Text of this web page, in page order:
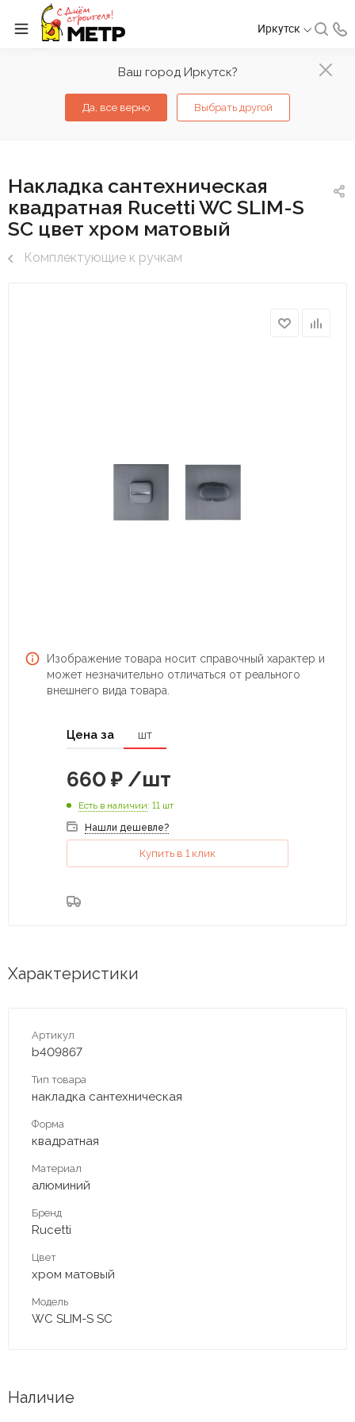
Ваш город Иркутск?
Да, все верно Выбрать другой
Иркутск
Накладка сантехническая
квадратная Rucetti WC SLIM-S
SC цвет хром матовый
Комплектующие к ручкам
Изображение товара носит справочный характер и
может незначительно отличаться от реального
внешнего вида товара.
Цена за шт
660 ₽ /шт
Есть в наличии: 11 шт
Нашли дешевле?
Купить в 1 клик
Характеристики
Артикул
b409867
Тип товара
накладка сантехническая
Форма
квадратная
Материал
алюминий
Бренд
Rucetti
Цвет
хром матовый
Модель
WC SLIM-S SC
Наличие